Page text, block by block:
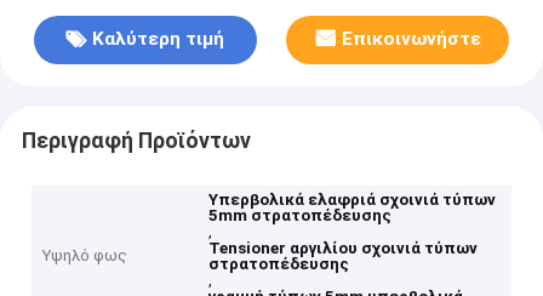
Καλύτερη τιμή Επικοινωνήστε
Περιγραφή Προϊόντων
Υψηλό φως
Υπερβολικά ελαφριά σχοινιά τύπων
5mm στρατοπέδευσης
,
Tensioner αργιλίου σχοινιά τύπων
στρατοπέδευσης
,